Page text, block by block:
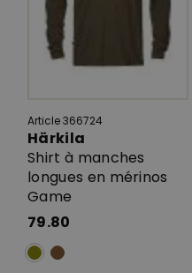
Article 366724
Härkila
Shirt à manches
longues en mérinos
Game
79.80